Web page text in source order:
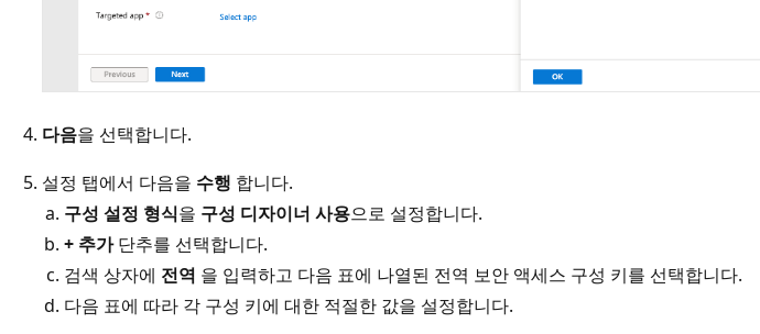
다음을 선택합니다.
설정 탭에서 다음을 수행 합니다.
구성 설정 형식을 구성 디자이너 사용으로 설정합니다.
+ 추가단추를 선택합니다.
검색 상자에 전역 을 입력하고 다음 표에 나열된 전역 보안 액세스 구성 키를 선택합니다.
다음 표에 따라 각 구성 키에 대한 적절한 값을 설정합니다.